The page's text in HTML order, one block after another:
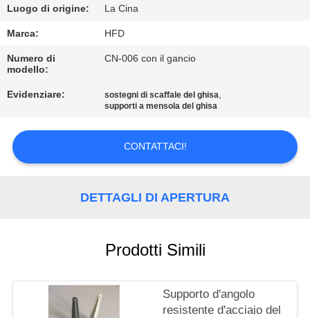
CONTROLLO
DI
QUALITÀ
CONTATTICI
NOTIZIE
PRIVACY
POLICY
Luogo di origine: La Cina
Marca: HFD
Numero di
modello:
CN-006 con il gancio
Evidenziare: sostegni di scaffale del ghisa,
supporti a mensola del ghisa
CONTATTACI!
DETTAGLI DI APERTURA
Prodotti Simili
Supporto d'angolo
resistente d'acciaio del